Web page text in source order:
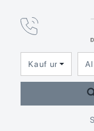
in Selbitz
Kauf und Miete